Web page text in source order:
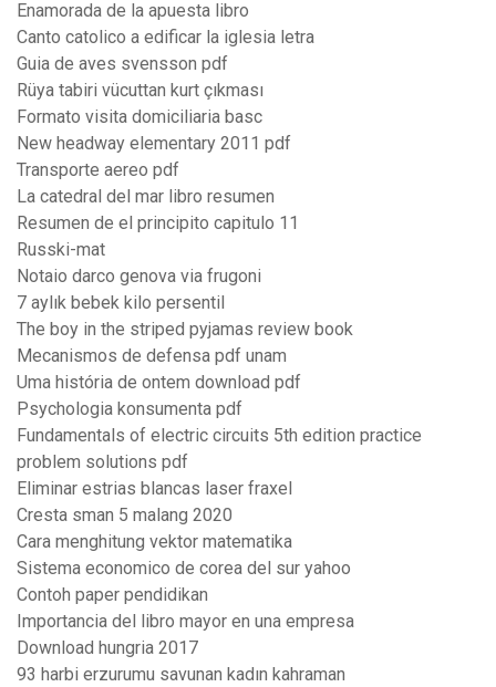
Enamorada de la apuesta libro
Canto catolico a edificar la iglesia letra
Guia de aves svensson pdf
Rüya tabiri vücuttan kurt çıkması
Formato visita domiciliaria basc
New headway elementary 2011 pdf
Transporte aereo pdf
La catedral del mar libro resumen
Resumen de el principito capitulo 11
Russki-mat
Notaio darco genova via frugoni
7 aylık bebek kilo persentil
The boy in the striped pyjamas review book
Mecanismos de defensa pdf unam
Uma história de ontem download pdf
Psychologia konsumenta pdf
Fundamentals of electric circuits 5th edition practice
problem solutions pdf
Eliminar estrias blancas laser fraxel
Cresta sman 5 malang 2020
Cara menghitung vektor matematika
Sistema economico de corea del sur yahoo
Contoh paper pendidikan
Importancia del libro mayor en una empresa
Download hungria 2017
93 harbi erzurumu savunan kadın kahraman